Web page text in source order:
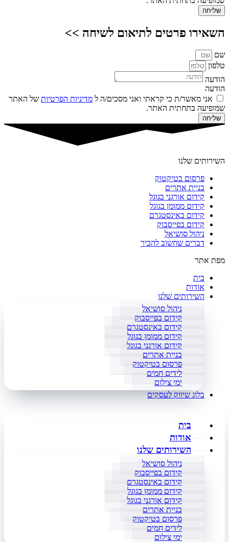
שליחה
השאירו פרטים לתיאום לשיחה >>
שם
טלפון
הודעה
הודעה
אני מאשר/ת כי קראתי ואני מסכים/ה ל מדיניות הפרטיות של האתר
שמופיעה בתחתית האתר.
שליחה
השירותים שלנו
פרסום בטיקטוק
בניית אתרים
קידום אורגני בגוגל
קידום ממומן בגוגל
קידום באינסטגרם
קידום בפייסבוק
ניהול סושיאל
דברים שחשוב להכיר
מפת אתר
בית
אודות
השירותים שלנו
ניהול סושיאל
קידום בפייסבוק
קידום באינסטגרם
קידום ממומן בגוגל
קידום אורגני בגוגל
בניית אתרים
פרסום בטיקטוק
לידים חמים
ימי צילום
בלוג שיווק לעסקים
בית
אודות
השירותים שלנו
ניהול סושיאל
קידום בפייסבוק
קידום באינסטגרם
קידום ממומן בגוגל
קידום אורגני בגוגל
בניית אתרים
פרסום בטיקטוק
לידים חמים
ימי צילום